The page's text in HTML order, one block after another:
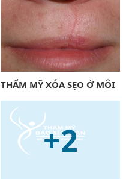
THẨM MỸ XÓA SẸO Ở MÔI
+2